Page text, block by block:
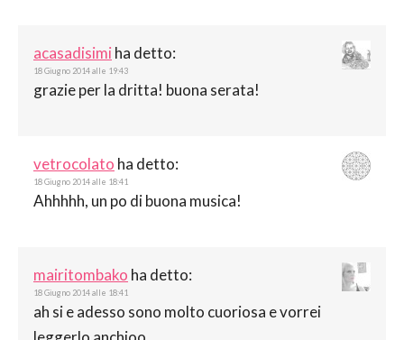
acasadisimi ha detto:
18 Giugno 2014 alle 19:43
grazie per la dritta! buona serata!
vetrocolato ha detto:
18 Giugno 2014 alle 18:41
Ahhhhh, un po di buona musica!
mairitombako ha detto:
18 Giugno 2014 alle 18:41
ah si e adesso sono molto cuoriosa e vorrei